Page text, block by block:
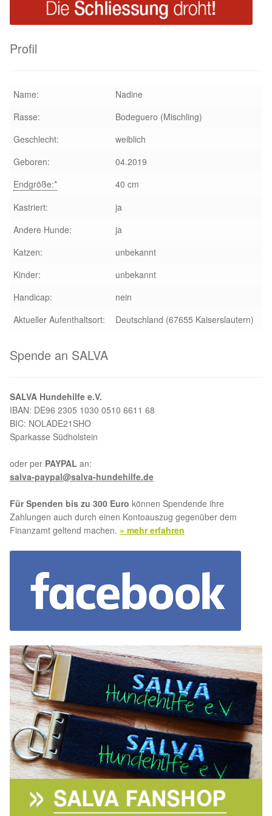
Profil
Name:
Nadine
Rasse:
Bodeguero (Mischling)
Geschlecht:
weiblich
Geboren:
04.2019
Endgröße:*
40 cm
Kastriert:
ja
Andere Hunde:
ja
Katzen:
unbekannt
Kinder:
unbekannt
Handicap:
nein
Aktueller Aufenthaltsort:
Deutschland (67655 Kaiserslautern)
Spende an SALVA
SALVA Hundehilfe e.V.
IBAN: DE96 2305 1030 0510 6611 68
BIC: NOLADE21SHO
Sparkasse Südholstein
oder per PAYPAL an:
salva-paypal@salva-hundehilfe.de
Für Spenden bis zu 300 Euro können Spendende ihre
Zahlungen auch durch einen Kontoauszug gegenüber dem
Finanzamt geltend machen. » mehr erfahren